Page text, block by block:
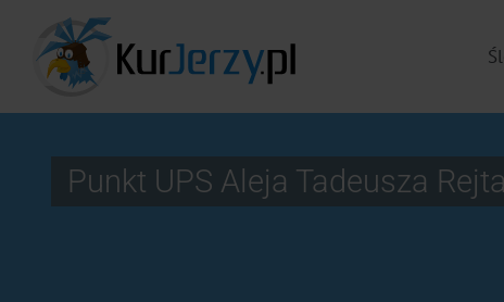
Punkt UPS Aleja Tadeusza